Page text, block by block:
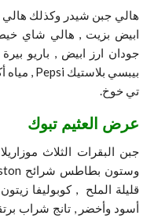
هالي جبن شيدر وكذلك
ابيض بزيت , هالي شاي
تي خوخ.
عرض العثيم تبوك
جبن البقرات الثلاث
قليلة الملح , كوبوليفا